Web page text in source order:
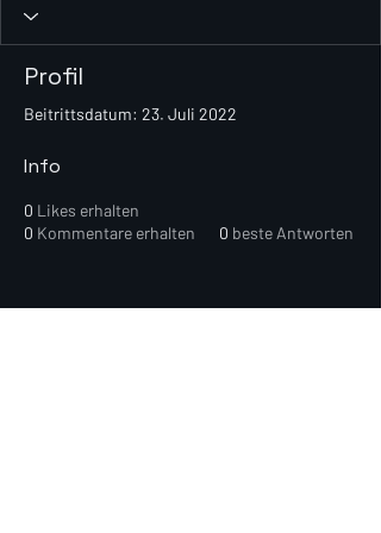
Profil
Beitrittsdatum: 23. Juli 2022
Info
0 Likes erhalten
0 Kommentare erhalten 0 beste Antworten